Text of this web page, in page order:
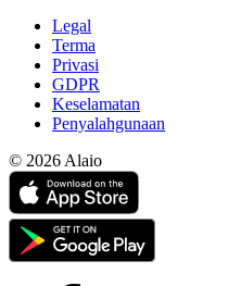
Legal
Terma
Privasi
GDPR
Keselamatan
Penyalahgunaan
© 2026 Alaio